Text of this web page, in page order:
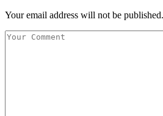
Your email address will not be published.